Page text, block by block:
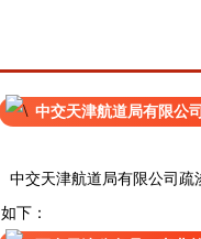
中交天津航道局有限公
中交天津航道局有限公司疏
如下：